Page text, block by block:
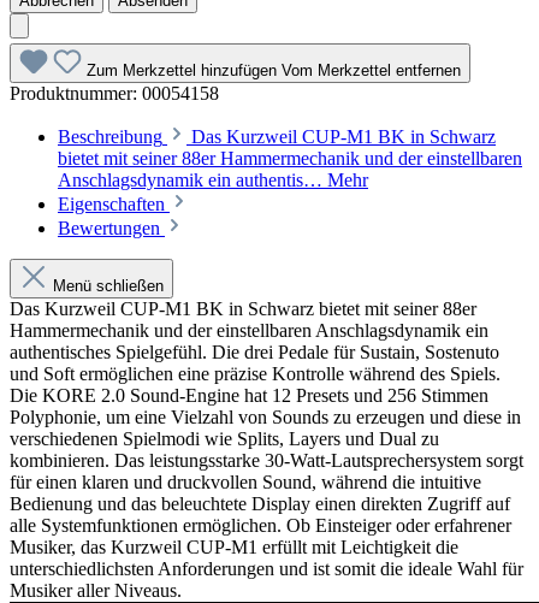
Zum Merkzettel hinzufügen Vom Merkzettel entfernen
Produktnummer: 00054158
Beschreibung
Das Kurzweil CUP-M1 BK in Schwarz
bietet mit seiner 88er Hammermechanik und der einstellbaren
Anschlagsdynamik ein authentis… Mehr
Eigenschaften
Bewertungen
Menü schließen
Das Kurzweil CUP-M1 BK in Schwarz bietet mit seiner 88er
Hammermechanik und der einstellbaren Anschlagsdynamik ein
authentisches Spielgefühl. Die drei Pedale für Sustain, Sostenuto
und Soft ermöglichen eine präzise Kontrolle während des Spiels.
Die KORE 2.0 Sound-Engine hat 12 Presets und 256 Stimmen
Polyphonie, um eine Vielzahl von Sounds zu erzeugen und diese in
verschiedenen Spielmodi wie Splits, Layers und Dual zu
kombinieren. Das leistungsstarke 30-Watt-Lautsprechersystem sorgt
für einen klaren und druckvollen Sound, während die intuitive
Bedienung und das beleuchtete Display einen direkten Zugriff auf
alle Systemfunktionen ermöglichen. Ob Einsteiger oder erfahrener
Musiker, das Kurzweil CUP-M1 erfüllt mit Leichtigkeit die
unterschiedlichsten Anforderungen und ist somit die ideale Wahl für
Musiker aller Niveaus.